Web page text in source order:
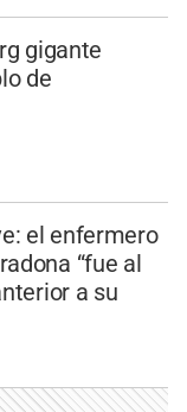
gigante
de
el enfermero
“fue al
a su